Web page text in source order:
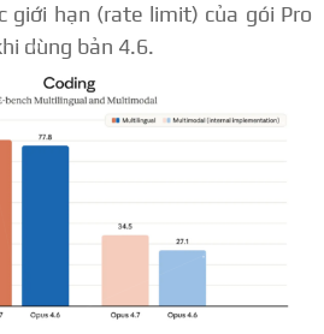
giới hạn (rate limit) của gói Pro
dùng bản 4.6.